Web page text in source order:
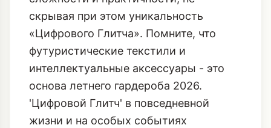
скрывая при этом уникальность
«Цифрового Глитча». Помните, что
футуристические текстили и
интеллектуальные аксессуары - это
основа летнего гардероба 2026.
'Цифровой Глитч' в повседневной
жизни и на особых событиях